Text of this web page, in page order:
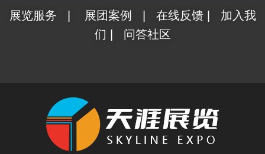
展览服务 展团案例 在线反馈| 加入我
们
问答社区